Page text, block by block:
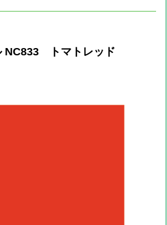
NC833 トマトレッド